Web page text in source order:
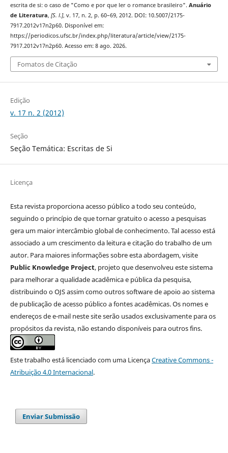
escrita de si: o caso de "Como e por que ler o romance brasileiro". Anuário
de Literatura, [S. l.], v. 17, n. 2, p. 60–69, 2012. DOI: 10.5007/2175-
7917.2012v17n2p60. Disponível em:
https://periodicos.ufsc.br/index.php/literatura/article/view/2175-
7917.2012v17n2p60. Acesso em: 8 ago. 2026.
Fomatos de Citação
Edição
v. 17 n. 2 (2012)
Seção
Seção Temática: Escritas de Si
Licença
Esta revista proporciona acesso público a todo seu conteúdo,
seguindo o princípio de que tornar gratuito o acesso a pesquisas
gera um maior intercâmbio global de conhecimento. Tal acesso está
associado a um crescimento da leitura e citação do trabalho de um
autor. Para maiores informações sobre esta abordagem, visite
Public Knowledge Project, projeto que desenvolveu este sistema
para melhorar a qualidade acadêmica e pública da pesquisa,
distribuindo o OJS assim como outros software de apoio ao sistema
de publicação de acesso público a fontes acadêmicas. Os nomes e
endereços de e-mail neste site serão usados exclusivamente para os
propósitos da revista, não estando disponíveis para outros fins.
Este trabalho está licenciado com uma LicençaCreative Commons -
Atribuição 4.0 Internacional.
Enviar Submissão